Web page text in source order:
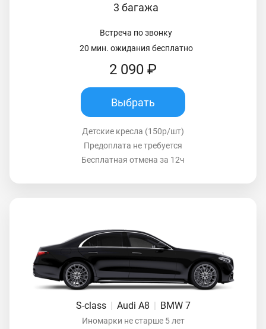
3 багажа
Встреча по звонку
20 мин. ожидания бесплатно
2 090 ₽
Выбрать
Детские кресла (150р/шт)
Предоплата не требуется
Бесплатная отмена за 12ч
S-class | Audi A8 | BMW 7
Иномарки не старше 5 лет